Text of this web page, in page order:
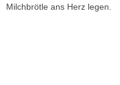
Milchbrötle ans Herz legen.